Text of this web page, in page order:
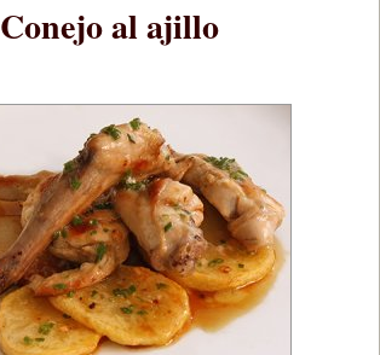
Conejo al ajillo